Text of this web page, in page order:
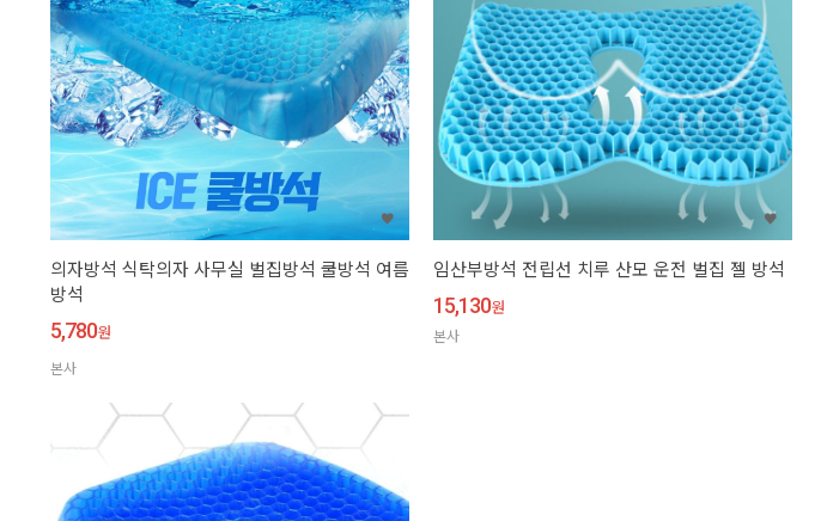
의자방석 식탁의자 사무실 벌집방석 쿨방석 여름
방석
5,780원
본사
임산부방석 전립선 치루 산모 운전 벌집 젤 방석
15,130원
본사